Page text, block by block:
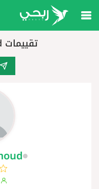
تقييمات Amal Mahmoud